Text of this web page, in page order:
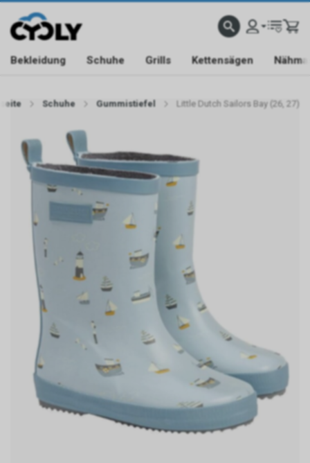
90 TAGE RÜCKGABERECHT SCHNELLER KUNDENSERVICE BLITZVERSAND BIS
Bekleidung Schuhe Grills Kettensägen
Schuhe Gummistiefel Little Dutch Sailors Bay (26, 27)